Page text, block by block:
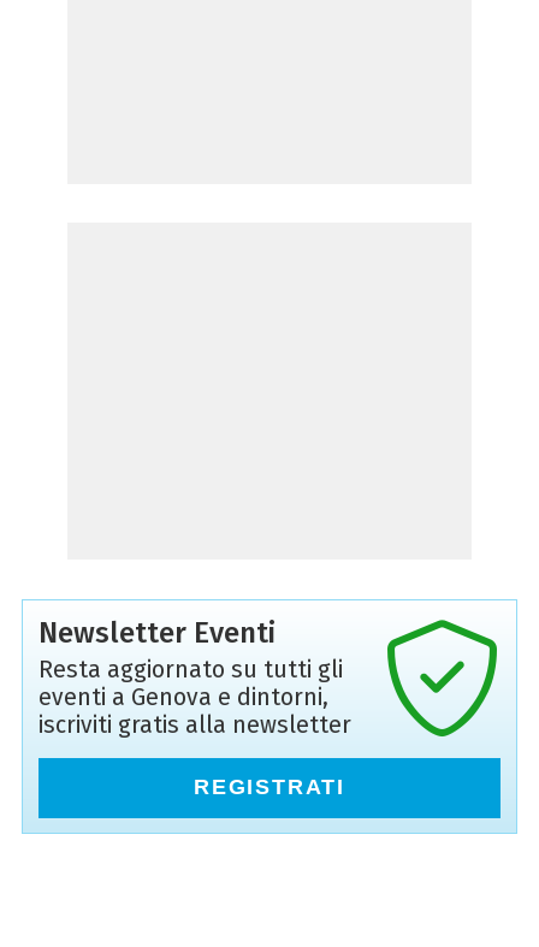
Newsletter Eventi
Resta aggiornato su tutti gli
eventi a Genova e dintorni,
iscriviti gratis alla newsletter
REGISTRATI